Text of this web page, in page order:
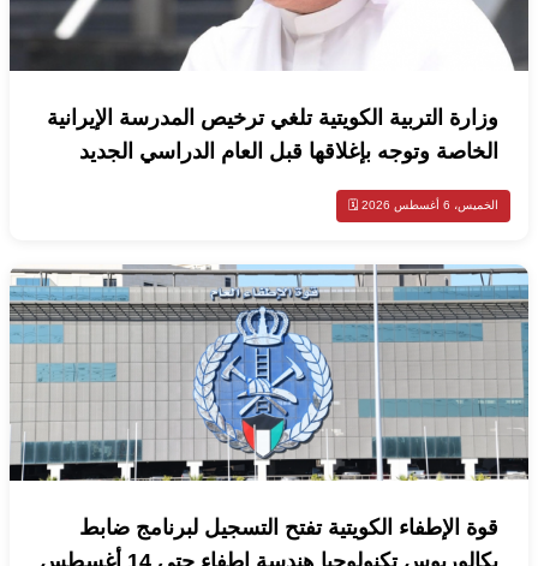
وزارة التربية الكويتية تلغي ترخيص المدرسة الإيرانية
الخاصة وتوجه بإغلاقها قبل العام الدراسي الجديد
الخميس، 6 أغسطس 2026 🗓️
قوة الإطفاء الكويتية تفتح التسجيل لبرنامج ضابط